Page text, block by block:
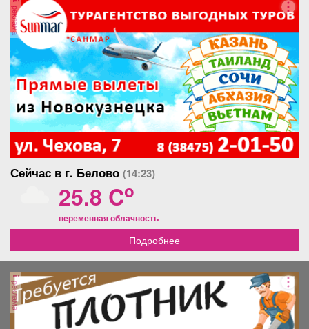
реклама
Сейчас в г. Белово (14:23)
25.8 Co
переменная облачность
Подробнее
реклама